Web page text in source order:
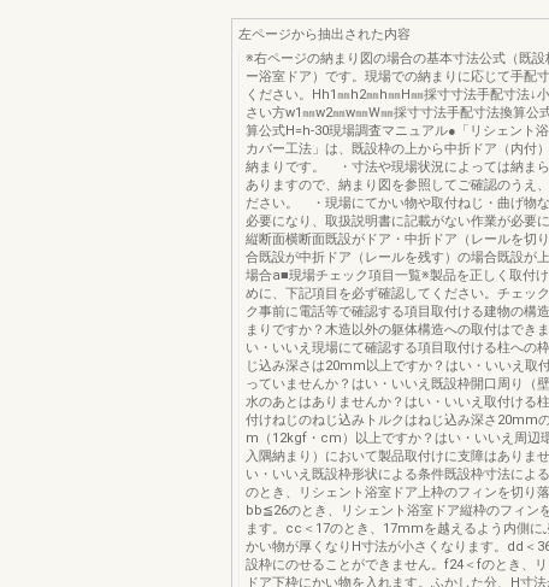
左ページから抽出された内容
※右ページの納まり図の場合の基本寸法公式（既設
ー浴室ドア）です。現場での納まりに応じて手配
ください。Hh1㎜h2㎜h㎜H㎜採寸寸法手配寸法↓
さい方w1㎜w2㎜w㎜W㎜採寸寸法手配寸法換算公
算公式H=h-30現場調査マニュアル●「リシェント
カバー工法」は、既設枠の上から中折ドア（内付
納まりです。 ・寸法や現場状況によっては納ま
ありますので、納まり図を参照してご確認のうえ
ださい。 ・現場にてかい物や取付ねじ・曲げ物
必要になり、取扱説明書に記載がない作業が必要に
縦断面横断面既設がドア・中折ドア（レールを切
合既設が中折ドア（レールを残す）の場合既設が
場合a■現場チェック項目一覧※製品を正しく取付
めに、下記項目を必ず確認してください。チェッ
ク事前に電話等で確認する項目取付ける建物の構
まりですか？木造以外の躯体構造への取付はでき
い・いいえ現場にて確認する項目取付ける柱への
じ込み深さは20mm以上ですか？はい・いいえ取
っていませんか？はい・いいえ既設枠開口周り（
水のあとはありませんか？はい・いいえ取付ける
付けねじのねじ込みトルクはねじ込み深さ20mm
m（12kgf・cm）以上ですか？はい・いいえ周辺
入隅納まり）において製品取付けに支障はありま
い・いいえ既設枠形状による条件既設枠寸法によ
のとき、リシェント浴室ドア上枠のフィンを切り落
bb≦26のとき、リシェント浴室ドア縦枠のフィン
ます。cc＜17のとき、17mmを越えるよう内側に
かい物が厚くなりH寸法が小さくなります。dd＜
設枠にのせることができません。f24＜fのとき、
ドア下枠にかい物を入れます。ふかした分、H寸